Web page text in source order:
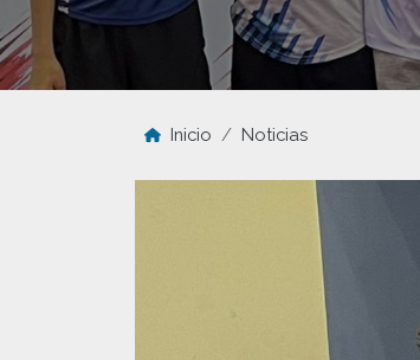
Inicio Noticias